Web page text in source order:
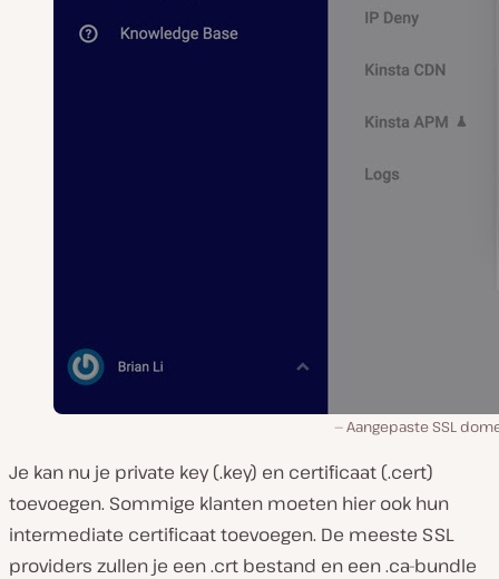
Aangepaste SSL
Je kan nu je private key (.key) en certificaat (.cert)
toevoegen. Sommige klanten moeten hier ook hun
intermediate certificaat toevoegen. De meeste SSL
providers zullen je een .crt bestand en een .ca-bundle